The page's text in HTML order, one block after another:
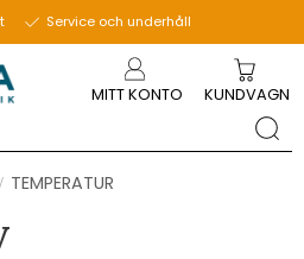
Service och underhåll
MITT KONTO KUNDVAGN
TEMPERATUR